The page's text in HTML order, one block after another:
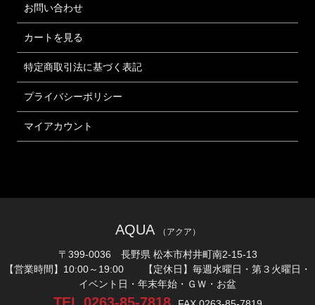
お問い合わせ
カートを見る
特定商取引法に基づく表記
プライバシーポリシー
マイアカウント
AQUA （アクア）
〒399-0036 長野県 松本市村井町南2-15-13
【営業時間】10:00～19:00 【定休日】毎週水曜日・第３火曜日・
イベント日・年末年始・ＧＷ・お盆